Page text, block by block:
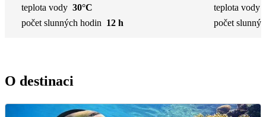
teplota vody 30°C
počet slunných hodin 12 h
teplota vody
počet
O destinaci